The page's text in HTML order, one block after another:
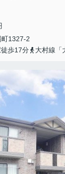
町1327-2
歩17分
大村線「